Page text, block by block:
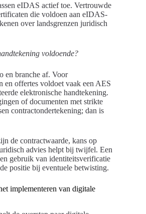
eIDAS actief toe. Vertrouwde
die voldoen aan eIDAS-
over landsgrenzen juridisch
voldoende?
en branche af. Voor
en offertes voldoet vaak een AES
elektronische handtekening.
of documenten met strikte
contractondertekening; dan is
de contractwaarde, kans op
advies helpt bij twijfel. Een
gebruik van identiteitsverificatie
positie bij eventuele betwisting.
implementeren van digitale